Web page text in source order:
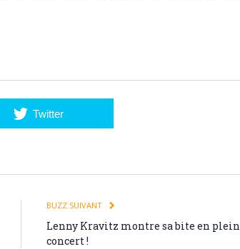
Twitter
BUZZ SUIVANT
Lenny Kravitz montre sa bite en plein
concert !